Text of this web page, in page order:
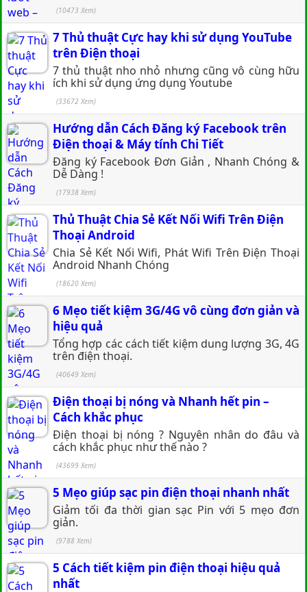
(10473 Xem)
7 Thủ thuật Cực hay khi sử dụng YouTube
trên Điện thoại
7 thủ thuật nho nhỏ nhưng cũng vô cùng hữu
ích khi sử dụng ứng dụng Youtube
(33672 Xem)
Hướng dẫn Cách Đăng ký Facebook trên
Điện thoại & Máy tính Chi Tiết
Đăng ký Facebook Đơn Giản , Nhanh Chóng &
Dễ Dàng !
(17938 Xem)
Thủ Thuật Chia Sẻ Kết Nối Wifi Trên Điện
Thoại Android
Chia Sẻ Kết Nối Wifi, Phát Wifi Trên Điện Thoại
Android Nhanh Chóng
(18620 Xem)
6 Mẹo tiết kiệm 3G/4G vô cùng đơn giản và
hiệu quả
Tổng hợp các cách tiết kiệm dung lượng 3G, 4G
trên điện thoại.
(40649 Xem)
Điện thoại bị nóng và Nhanh hết pin –
Cách khắc phục
Điện thoại bị nóng ? Nguyên nhân do đâu và
cách khắc phục như thế nào ?
(43699 Xem)
5 Mẹo giúp sạc pin điện thoại nhanh nhất
Giảm tối đa thời gian sạc Pin với 5 mẹo đơn
giản.
(9788 Xem)
5 Cách tiết kiệm pin điện thoại hiệu quả
nhất